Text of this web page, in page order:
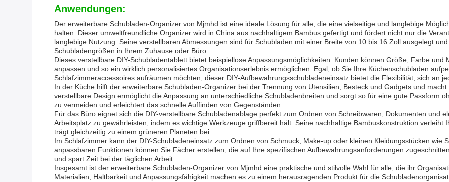
Anwendungen:
Der erweiterbare Schubladen-Organizer von Mjmhd ist eine ideale Lösung für alle, die eine vielseitige und langlebige
halten. Dieser umweltfreundliche Organizer wird in China aus nachhaltigem Bambus gefertigt und fördert nicht nur die
langlebige Nutzung. Seine verstellbaren Abmessungen sind für Schubladen mit einer Breite von 10 bis 16 Zoll ausgelegt
Schubladengrößen in Ihrem Zuhause oder Büro.
Dieses verstellbare DIY-Schubladentablett bietet beispiellose Anpassungsmöglichkeiten. Kunden können Größe, Farbe
anpassen und so ein wirklich personalisiertes Organisationserlebnis ermöglichen. Egal, ob Sie Ihre Küchenschubladen
Schlafzimmeraccessoires aufräumen möchten, dieser DIY-Aufbewahrungsschubladeneinsatz bietet die Flexibilität, sich an
In der Küche hilft der erweiterbare Schubladen-Organizer bei der Trennung von Utensilien, Besteck und Gadgets und
verstellbare Design ermöglicht die Anpassung an unterschiedliche Schubladenbreiten und sorgt so für eine gute Passform
zu vermeiden und erleichtert das schnelle Auffinden von Gegenständen.
Für das Büro eignet sich die DIY-verstellbare Schubladenablage perfekt zum Ordnen von Schreibwaren, Dokumenten und
Arbeitsplatz zu gewährleisten, indem es wichtige Werkzeuge griffbereit hält. Seine nachhaltige Bambuskonstruktion
trägt gleichzeitig zu einem grüneren Planeten bei.
Im Schlafzimmer kann der DIY-Schubladeneinsatz zum Ordnen von Schmuck, Make-up oder kleinen Kleidungsstücken wie
anpassbaren Funktionen können Sie Fächer erstellen, die auf Ihre spezifischen Aufbewahrungsanforderungen
und spart Zeit bei der täglichen Arbeit.
Insgesamt ist der erweiterbare Schubladen-Organizer von Mjmhd eine praktische und stilvolle Wahl für alle, die ihr
Materialien, Haltbarkeit und Anpassungsfähigkeit machen es zu einem herausragenden Produkt für die